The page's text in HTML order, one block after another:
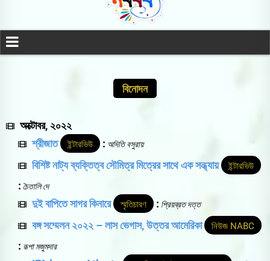
বিনোদন
অক্টোবর, ২০২২
শ্রীজাত
ইন্টারভিউ : অদিতি বসুরায়
বিশিষ্ট নাট্য ব্যক্তিত্ব সৌমিত্র মিত্রের সাথে এক সন্ধ্যায় ইন্টারভিউ
: চৈতালি দে
দুই বাপিতে সাগর কিনারে স্মৃতিচারণ : প্রিয়ব্রত দত্ত
বঙ্গ সম্মেলন ২০২২ – লাস ভেগাস, উত্তর আমেরিকা নিউজ NABC
: রূপা মজুমদার